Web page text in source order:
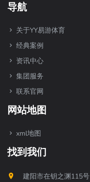
导航
关于YY易游体育
经典案例
资讯中心
集团服务
联系官网
网站地图
xml地图
找到我们
建阳市在钥之渊115号